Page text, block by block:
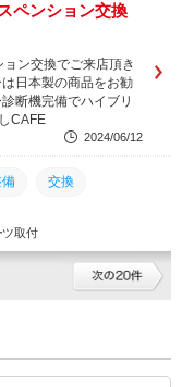
ペンション交換
ン交換でご来店頂き
日本製の商品をお勧
断機完備でハイブリ
CAFE
2024/06/12
交換
ツ取付